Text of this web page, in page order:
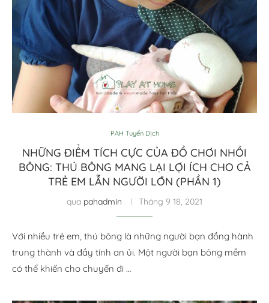
PAH Tuyển DỊch
NHỮNG ĐIỂM TÍCH CỰC CỦA ĐỒ CHƠI NHỒI
BÔNG: THÚ BÔNG MANG LẠI LỢI ÍCH CHO CẢ
TRẺ EM LẪN NGƯỜI LỚN (PHẦN 1)
qua pahadmin Tháng 9 18, 2021
Với nhiều trẻ em, thú bông là những người bạn đồng hành
trung thành và đầy tính an ủi. Một người bạn bông mềm
có thể khiến cho chuyến đi …